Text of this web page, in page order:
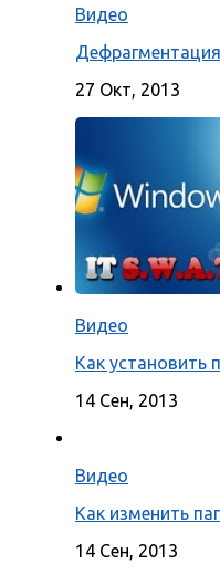
Видео
27 Окт, 2013
Видео
Как установить
14 Сен, 2013
Видео
Как изменить
14 Сен, 2013